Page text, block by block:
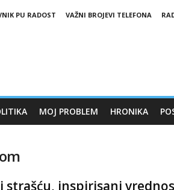
PU RADOST VAŽNI BROJEVI TELEFONA
MOJ PROBLEM HRONIKA
strašću, inspirisani